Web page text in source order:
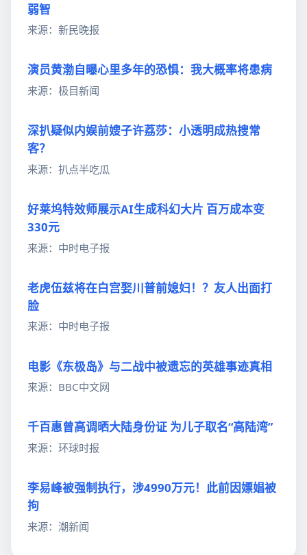
弱智
来源：新民晚报
演员黄渤自曝心里多年的恐惧：我大概率将患病
来源：极目新闻
深扒疑似内娱前嫂子许荔莎：小透明成热搜常
客？
来源：扒点半吃瓜
好莱坞特效师展示AI生成科幻大片 百万成本变
330元
来源：中时电子报
老虎伍兹将在白宫娶川普前媳妇！？友人出面打
脸
来源：中时电子报
电影《东极岛》与二战中被遗忘的英雄事迹真相
来源：BBC中文网
千百惠曾高调晒大陆身份证 为儿子取名“高陆湾”
来源：环球时报
李易峰被强制执行，涉4990万元！此前因嫖娼被
拘
来源：潮新闻